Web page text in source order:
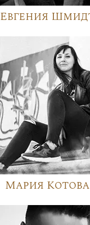
Евгения
Мария Котова